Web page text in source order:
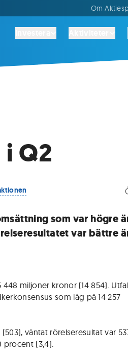
Om
Q2
som var högre
var bättre
miljoner kronor (14 854).
som låg på 14 257
väntat rörelseresultat var
procent (3,4).